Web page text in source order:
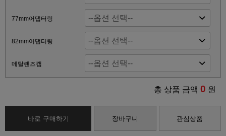
77mm어댑터링
82mm어댑터링
메탈렌즈캡
총 상품 금액 0 원
바로 구매하기 장바구니 관심상품